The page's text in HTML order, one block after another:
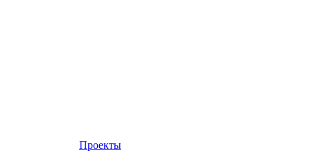
Проекты